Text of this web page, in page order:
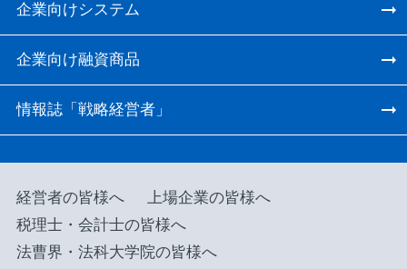
企業向けシステム
企業向け融資商品
情報誌「戦略経営者」
経営者の皆様へ
上場企業の皆様へ
税理士・会計士の皆様へ
法曹界・法科大学院の皆様へ